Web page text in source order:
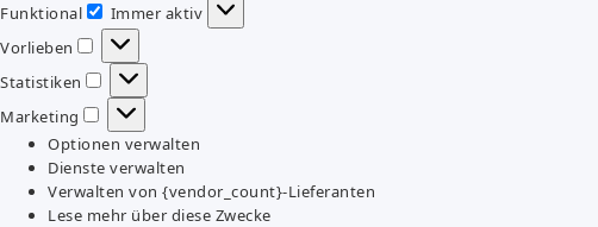
Funktional
Funktional
Immer aktiv
Vorlieben
Vorlieben
Statistiken
Statistiken
Marketing
Marketing
Optionen verwalten
Dienste verwalten
Verwalten von {vendor_count}-Lieferanten
Lese mehr über diese Zwecke